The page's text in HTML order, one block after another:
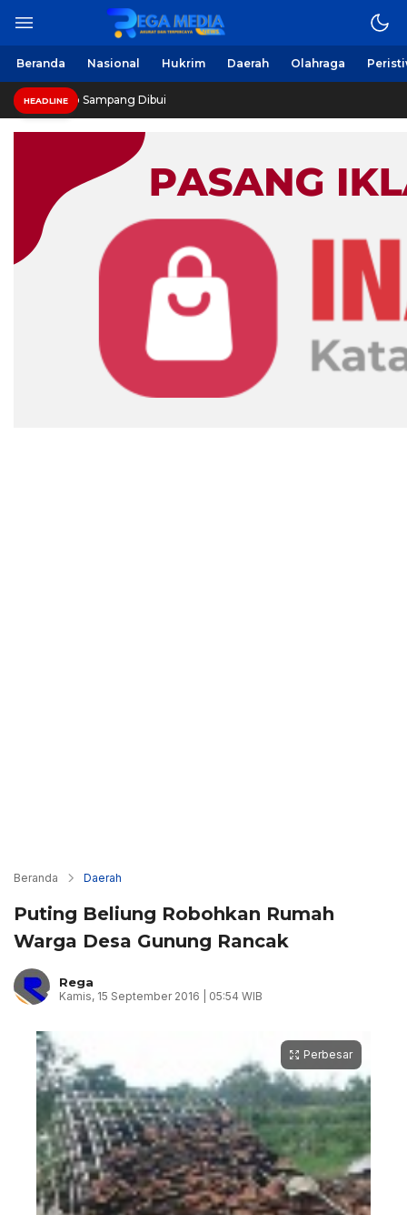
Beranda Nasional Hukrim Daerah Olahraga
HEADLINE
Beranda Daerah
Puting Beliung Robohkan Rumah
Warga Desa Gunung Rancak
Rega
Kamis, 15 September 2016 | 05:54 WIB
Perbesar